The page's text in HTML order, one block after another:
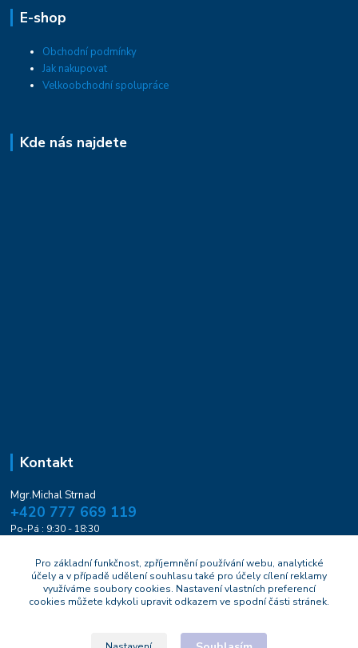
E-shop
Obchodní podmínky
Jak nakupovat
Velkoobchodní spolupráce
Kde nás najdete
Kontakt
Mgr.Michal Strnad
+420 777 669 119
Po-Pá : 9:30 - 18:30
naturesa@email.cz
Pro základní funkčnost, zpříjemnění používání webu, analytické
účely a v případě udělení souhlasu také pro účely cílení reklamy
využíváme soubory cookies. Nastavení vlastních preferencí
cookies můžete kdykoli upravit odkazem ve spodní části stránek.